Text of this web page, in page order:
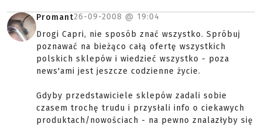
Promant26-09-2008 @ 19:04
Drogi Capri, nie sposób znać wszystko. Spróbuj
poznawać na bieżąco całą ofertę wszystkich
polskich sklepów i wiedzieć wszystko - poza
news'ami jest jeszcze codzienne życie.
Gdyby przedstawiciele sklepów zadali sobie
czasem trochę trudu i przysłali info o ciekawych
produktach/nowościach - na pewno znalazłyby się